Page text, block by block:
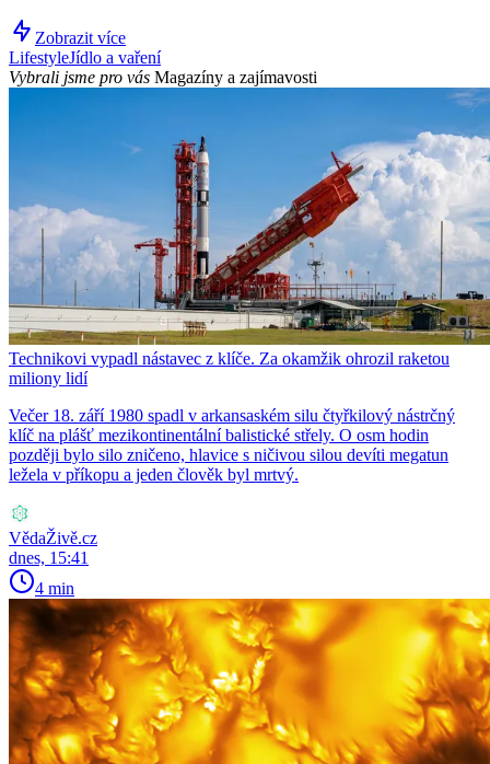
Zobrazit více
LifestyleJídlo a vaření
Vybrali jsme pro vás Magazíny a zajímavosti
Technikovi vypadl nástavec z klíče. Za okamžik ohrozil raketou
miliony lidí
Večer 18. září 1980 spadl v arkansaském silu čtyřkilový nástrčný
klíč na plášť mezikontinentální balistické střely. O osm hodin
později bylo silo zničeno, hlavice s ničivou silou devíti megatun
ležela v příkopu a jeden člověk byl mrtvý.
VědaŽivě.cz
dnes, 15:41
4 min